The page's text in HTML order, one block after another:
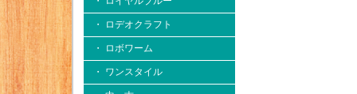
・ ロデオクラフト
・ ロボワーム
・ ワンスタイル